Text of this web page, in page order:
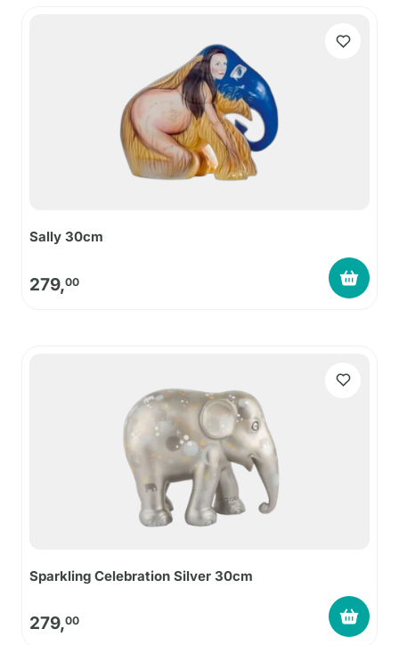
Sally 30cm
279,00
Sparkling Celebration Silver 30cm
279,00